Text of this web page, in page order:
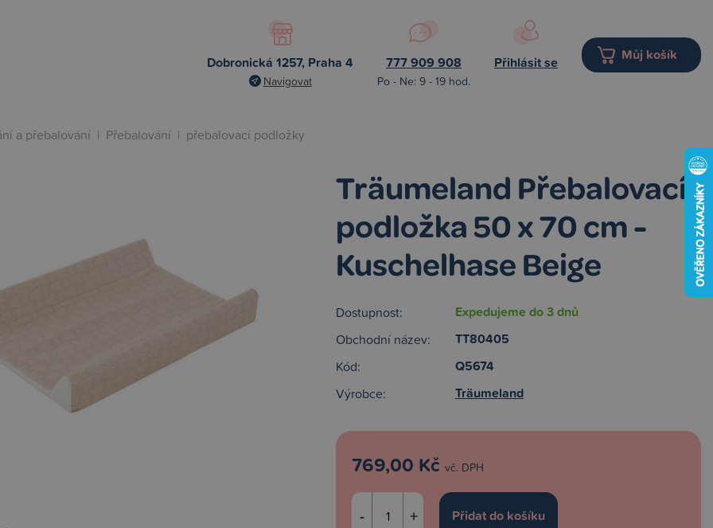
Dobronická 1257, Praha 4
Navigovat
777 909 908
Po - Ne: 9 - 19 hod.
Přihlásit se Můj košík
a přebalování | Přebalování | přebalovací podložky
Träumeland Přebalovací
podložka 50 x 70 cm -
Kuschelhase Beige
Dostupnost: Expedujeme do 3 dnů
Obchodní název: TT80405
Kód: Q5674
Výrobce: Träumeland
769,00 Kč vč. DPH
- +